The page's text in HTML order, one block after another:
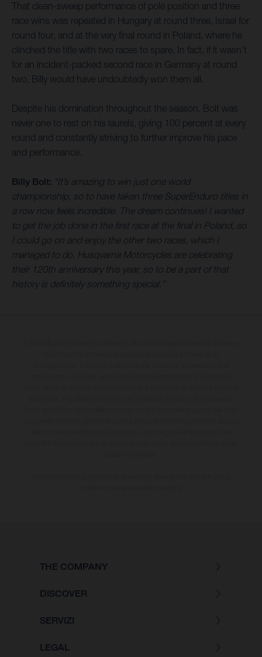
That clean-sweep performance of pole position and three
race wins was repeated in Hungary at round three, Israel for
round four, and at the very final round in Poland, where he
clinched the title with two races to spare. In fact, if it wasn’t
for an incident-packed second race in Germany at round
two, Billy would have undoubtedly won them all.
Despite his domination throughout the season, Bolt was
never one to rest on his laurels, giving 100 percent at every
round and constantly striving to further improve his pace
and performance.
Billy Bolt: “It’s amazing to win just one world
championship, so to have taken three SuperEnduro titles in
a row now feels incredible. The dream continues! I wanted
to get the job done in the first race at the final in Poland, so
I could go on and enjoy the other two races, which I
managed to do. Husqvarna Motorcycles are celebrating
their 120th anniversary this year, so to be a part of that
history is definitely something special.”
THE COMPANY
DISCOVER
SERVIZI
LEGAL